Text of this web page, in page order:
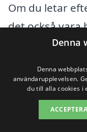
Om du letar
det också
områden. Det
exempel på
Denna
Denna
användarupplevelsen.
du till alla cookies i